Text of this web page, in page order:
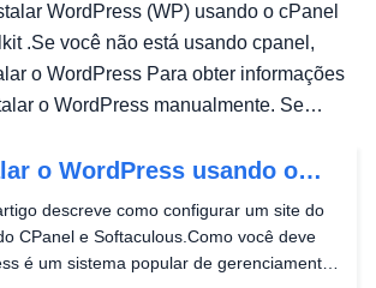
WordPress (WP) usando o cPanel
.Se você não está usando cpanel,
o WordPress Para obter informações
o WordPress manualmente. Se
o WordPress usando o
cpanel
descreve como configurar um site do
CPanel e Softaculous.Como você deve
é um sistema popular de gerenciamento